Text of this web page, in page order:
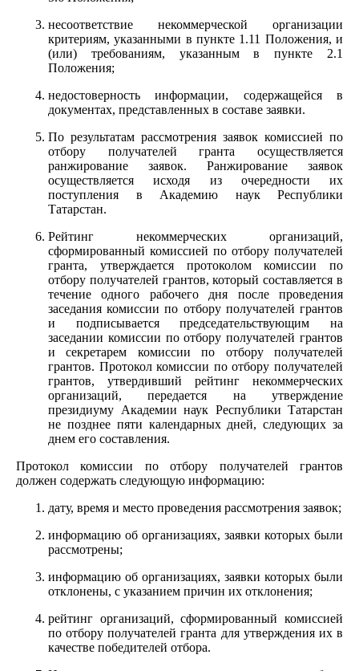
несоответствие некоммерческой организации
критериям, указанными в пункте 1.11 Положения, и
(или) требованиям, указанным в пункте 2.1
Положения;
недостоверность информации, содержащейся в
документах, представленных в составе заявки.
По результатам рассмотрения заявок комиссией по
отбору получателей гранта осуществляется
ранжирование заявок. Ранжирование заявок
осуществляется исходя из очередности их
поступления в Академию наук Республики
Татарстан.
Рейтинг некоммерческих организаций,
сформированный комиссией по отбору получателей
гранта, утверждается протоколом комиссии по
отбору получателей грантов, который составляется в
течение одного рабочего дня после проведения
заседания комиссии по отбору получателей грантов
и подписывается председательствующим на
заседании комиссии по отбору получателей грантов
и секретарем комиссии по отбору получателей
грантов. Протокол комиссии по отбору получателей
грантов, утвердивший рейтинг некоммерческих
организаций, передается на утверждение
президиуму Академии наук Республики Татарстан
не позднее пяти календарных дней, следующих за
днем его составления.
Протокол комиссии по отбору получателей грантов
должен содержать следующую информацию:
дату, время и место проведения рассмотрения заявок;
информацию об организациях, заявки которых были
рассмотрены;
информацию об организациях, заявки которых были
отклонены, с указанием причин их отклонения;
рейтинг организаций, сформированный комиссией
по отбору получателей гранта для утверждения их в
качестве победителей отбора.